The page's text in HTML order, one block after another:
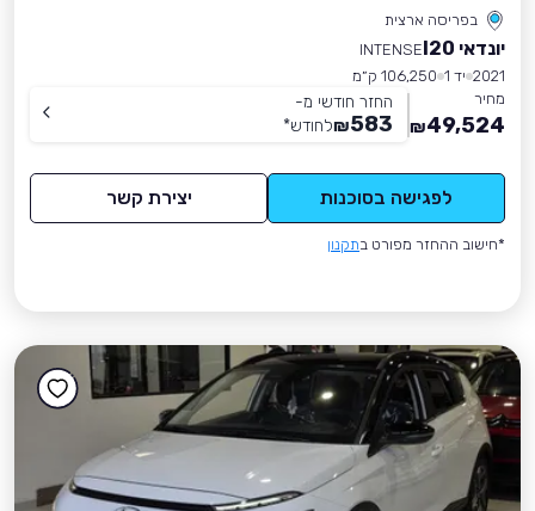
בפריסה ארצית
יונדאי I20
INTENSE
2021 יד 1
106,250 ק״מ
מחיר
49,524
₪
החזר חודשי מ-
583
₪לחודש*
לפגישה בסוכנות יצירת קשר
*חישוב ההחזר מפורט בתקנון